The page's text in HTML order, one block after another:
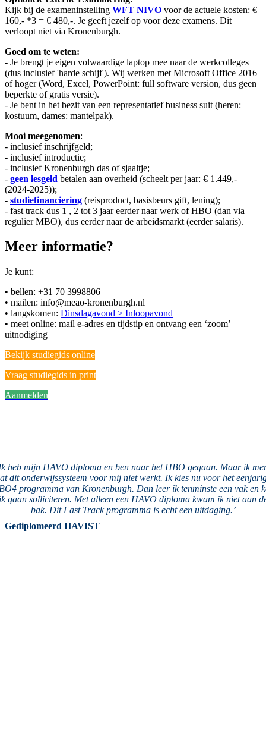
Kijk bij de exameninstelling WFT NIVO voor de actuele kosten: €
160,- *3 = € 480,-. Je geeft jezelf op voor deze examens. Dit
verloopt niet via Kronenburgh.
Goed om te weten:
- Je brengt je eigen volwaardige laptop mee naar de werkcolleges
(dus inclusief 'harde schijf'). Wij werken met Microsoft Office 2016
of hoger (Word, Excel, PowerPoint: full software version, dus geen
beperkte of gratis versie).
- Je bent in het bezit van een representatief business suit (heren:
kostuum, dames: mantelpak).
Mooi meegenomen:
- inclusief inschrijfgeld;
- inclusief introductie;
- inclusief Kronenburgh das of sjaaltje;
- geen lesgeld betalen aan overheid (scheelt per jaar: € 1.449,-
(2024-2025));
- studiefinanciering (reisproduct, basisbeurs gift, lening);
- fast track dus 1 , 2 tot 3 jaar eerder naar werk of HBO (dan via
regulier MBO), dus eerder naar de arbeidsmarkt (eerder salaris).
Meer informatie?
Je kunt:
• bellen: +31 70 3998806
• mailen: info@meao-kronenburgh.nl
• langskomen: Dinsdagavond > Inloopavond
• meet online: mail e-adres en tijdstip en ontvang een ‘zoom’
uitnodiging
Bekijk studiegids online
Vraag studiegids in print
Aanmelden
heb mijn HAVO diploma en ben naar het HBO gegaan. Maar ik
dit onderwijssysteem voor mij niet werkt. Ik kies nu voor het
programma van Kronenburgh. Dan leer ik tenminste een vak en
gaan solliciteren. Met alleen een HAVO diploma kwam ik niet aan
bak. Dit Fast Track programma is echt een uitdaging.’
Gediplomeerd HAVIST